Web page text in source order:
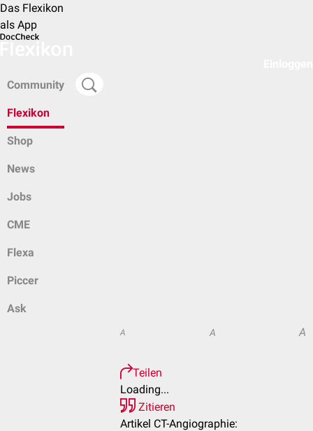
Das Flexikon
als App
Community
Flexikon
Shop
News
Jobs
CME
Flexa
Piccer
Ask
A A A
Teilen
Loading...
Zitieren
Artikel CT-Angiographie: